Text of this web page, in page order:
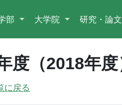
部 大学院 研究・論文
度（2018年度
に戻る